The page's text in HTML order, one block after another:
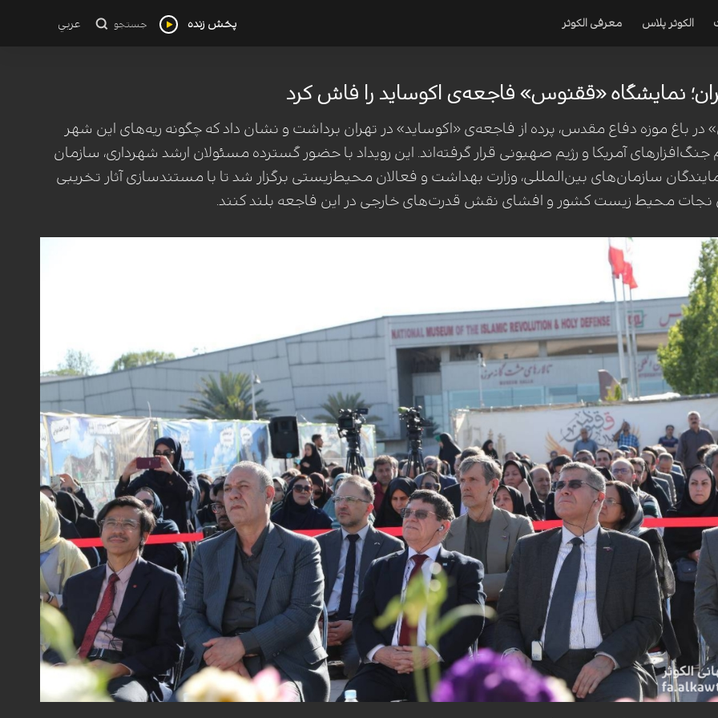
الکوثر پلاس معرفی الکوثر پخش زنده جستجو عربي
نمایشگاه «ققنوس» فاجعه‌ی اکوساید را فاش کرد
در باغ موزه دفاع مقدس، پرده از فاجعه‌ی «اکوساید» در تهران برداشت و نشان داد که چگونه ریه‌های این شهر
آمریکا و رژیم صهیونی قرار گرفته‌اند. این رویداد با حضور گسترده مسئولان ارشد شهرداری، سازمان
سازمان‌های بین‌المللی، وزارت بهداشت و فعالان محیط‌زیستی برگزار شد تا با مستندسازی آثار تخریبی
نجات محیط زیست کشور و افشای نقش قدرت‌های خارجی در این فاجعه بلند کنند.